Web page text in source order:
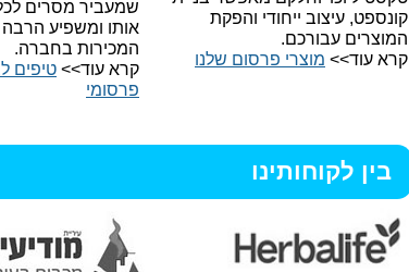
קונספט, עיצוב ייחודי והפקת
המוצרים עבורכם.
קרא עוד>> מוצרי פרסום שלנו
שמעביר מסרים
אותו ומשפיע הרבה
המכירות בחברה.
קרא עוד>> טיפים
פרסומי
בין לקוחותינו